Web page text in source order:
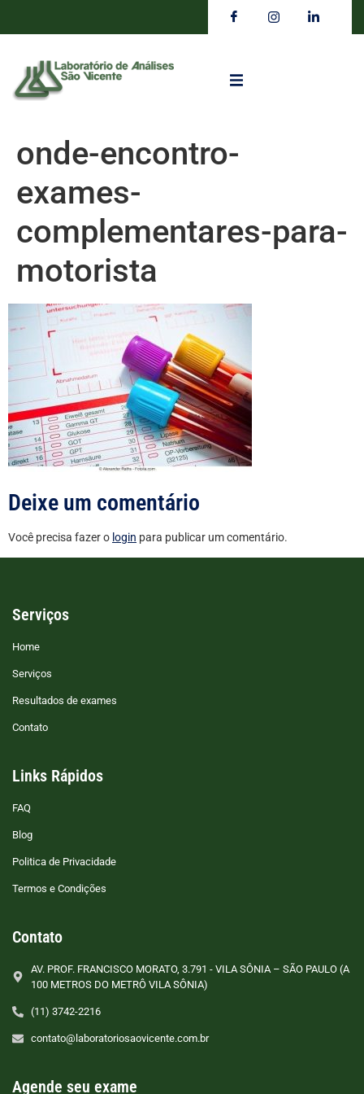
onde-encontro-
exames-
complementares-para-
motorista
Deixe um comentário
Você precisa fazer o login para publicar um comentário.
Serviços
Home
Serviços
Resultados de exames
Contato
Links Rápidos
FAQ
Blog
Politica de Privacidade
Termos e Condições
Contato
AV. PROF. FRANCISCO MORATO, 3.791 - VILA SÔNIA – SÃO PAULO (A
100 METROS DO METRÔ VILA SÔNIA)
(11) 3742-2216
contato@laboratoriosaovicente.com.br
Agende seu exame